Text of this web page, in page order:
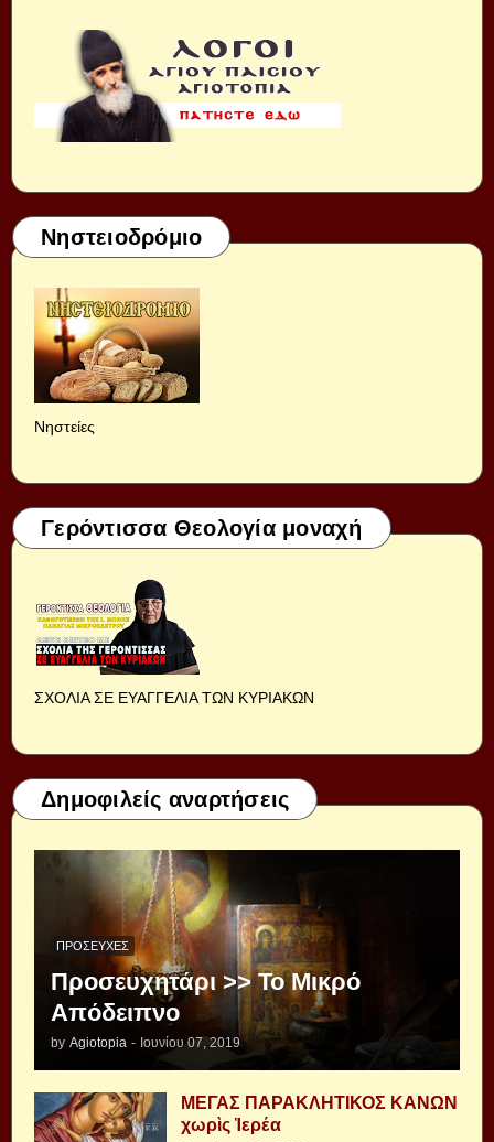
Νηστειοδρόμιο
Νηστείες
Γερόντισσα Θεολογία μοναχή
ΣΧΟΛΙΑ ΣΕ ΕΥΑΓΓΕΛΙΑ ΤΩΝ ΚΥΡΙΑΚΩΝ
Δημοφιλείς αναρτήσεις
ΠΡΟΣΕΥΧΈΣ
Προσευχητάρι >> Το Μικρό
Απόδειπνο
by Agiotopia - Ιουνίου 07, 2019
ΜΕΓΑΣ ΠΑΡΑΚΛΗΤΙΚΟΣ ΚΑΝΩΝ
χωρὶς Ἱερέα